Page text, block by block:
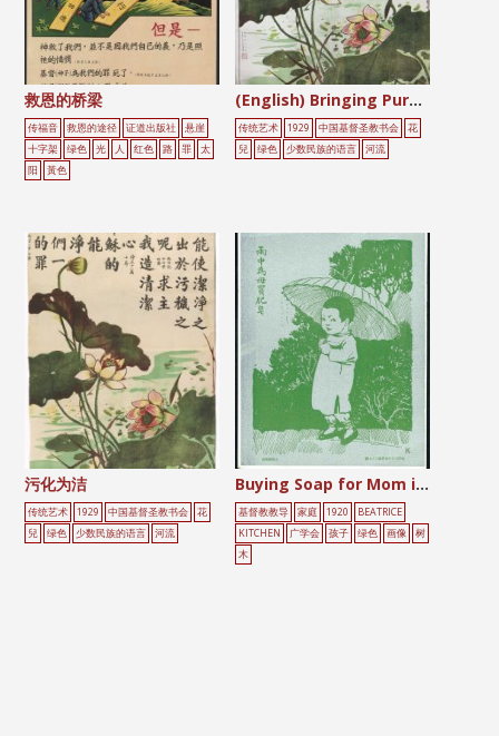
救恩的桥梁
传福音 救恩的途径 证道出版社
悬崖
十字架
绿色 光 人 红色 路 罪
太
阳
黃色
(English) Bringing Pure from Impure
传统艺术 1929 中国基督圣教书会
花
兒
绿色 少数民族的语言 河流
污化为洁
传统艺术 1929 中国基督圣教书会
花
兒
绿色 少数民族的语言 河流
Buying Soap for Mom in the Rain
基督教教导 家庭 1920
BEATRICE
KITCHEN
广学会 孩子 绿色 画像
树
木